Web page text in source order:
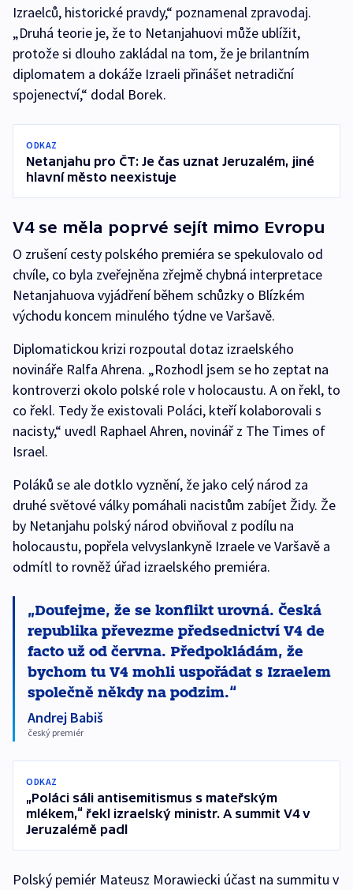
Izraelců, historické pravdy,“ poznamenal zpravodaj.
„Druhá teorie je, že to Netanjahuovi může ublížit,
protože si dlouho zakládal na tom, že je brilantním
diplomatem a dokáže Izraeli přinášet netradiční
spojenectví,“ dodal Borek.
ODKAZ
Netanjahu pro ČT: Je čas uznat Jeruzalém, jiné
hlavní město neexistuje
V4 se měla poprvé sejít mimo Evropu
O zrušení cesty polského premiéra se spekulovalo od
chvíle, co byla zveřejněna zřejmě chybná interpretace
Netanjahuova vyjádření během schůzky o Blízkém
východu koncem minulého týdne ve Varšavě.
Diplomatickou krizi rozpoutal dotaz izraelského
novináře Ralfa Ahrena. „Rozhodl jsem se ho zeptat na
kontroverzi okolo polské role v holocaustu. A on řekl, to
co řekl. Tedy že existovali Poláci, kteří kolaborovali s
nacisty,“ uvedl Raphael Ahren, novinář z The Times of
Israel.
Poláků se ale dotklo vyznění, že jako celý národ za
druhé světové války pomáhali nacistům zabíjet Židy. Že
by Netanjahu polský národ obviňoval z podílu na
holocaustu, popřela velvyslankyně Izraele ve Varšavě a
odmítl to rovněž úřad izraelského premiéra.
Doufejme, že se konflikt urovná. Česká
republika převezme předsednictví V4 de
facto už od června. Předpokládám, že
bychom tu V4 mohli uspořádat s Izraelem
společně někdy na podzim.
Andrej Babiš
český premiér
ODKAZ
„Poláci sáli antisemitismus s mateřským
mlékem,“ řekl izraelský ministr. A summit V4 v
Jeruzalémě padl
Polský pemiér Mateusz Morawiecki účast na summitu v